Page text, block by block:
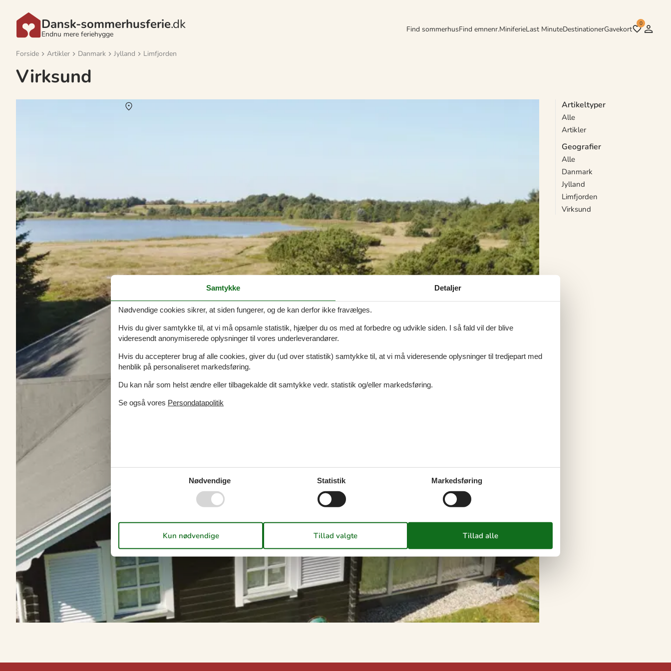
Dansk-sommerhusferie.dk
Endnu mere feriehygge
Find sommerhusFind emnenr.MiniferieLast MinuteDestinationerGavekort
0
Forside Artikler Danmark Jylland Limfjorden
Virksund
Udlejning af sommerhuse i Virksund Artikeltyper
Alle
Artikler
Geografier
Alle
Danmark
Jylland
Limfjorden
Virksund
Samtykke Detaljer
Nødvendige cookies sikrer, at siden fungerer, og de kan derfor ikke fravælges.
Hvis du giver samtykke til, at vi må opsamle statistik, hjælper du os med at forbedre og udvikle siden. I så fald vil der blive
videresendt anonymiserede oplysninger til vores underleverandører.
Hvis du accepterer brug af alle cookies, giver du (ud over statistik) samtykke til, at vi må videresende oplysninger til tredjepart med
henblik på personaliseret markedsføring.
Du kan når som helst ændre eller tilbagekalde dit samtykke vedr. statistik og/eller markedsføring.
Se også vores Persondatapolitik
Nødvendige Statistik Markedsføring